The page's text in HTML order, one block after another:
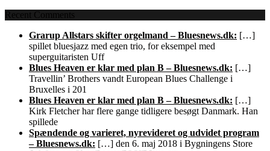
Recent Comments
Grarup Allstars skifter orgelmand – Bluesnews.dk: […]
spillet bluesjazz med egen trio, for eksempel med
superguitaristen Uff
Blues Heaven er klar med plan B – Bluesnews.dk: […]
Travellin’ Brothers vandt European Blues Challenge i
Bruxelles i 201
Blues Heaven er klar med plan B – Bluesnews.dk: […]
Kirk Fletcher har flere gange tidligere besøgt Danmark. Han
spillede
Spændende og varieret, nyrevideret og udvidet program
– Bluesnews.dk: […] den 6. maj 2018 i Bygningens Store